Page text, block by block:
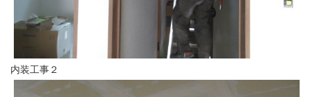
内装工事２